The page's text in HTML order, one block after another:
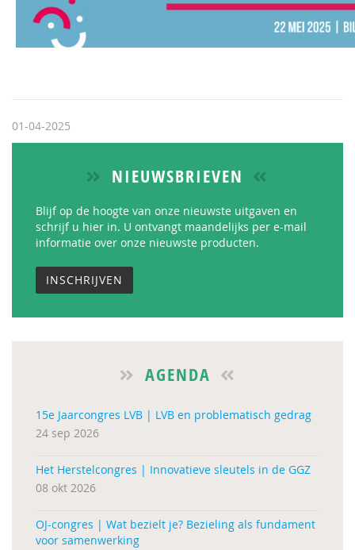
01-04-2025
NIEUWSBRIEVEN
Blijf op de hoogte van onze nieuwste uitgaven en
schrijf u hier in. U ontvangt maandelijks per e-mail
informatie over onze nieuwste producten.
INSCHRIJVEN
AGENDA
15e Jaarcongres LVB | LVB en problematisch gedrag
24 sep 2026
Het Herstelcongres | Innovatieve sleutels in de GGZ
08 okt 2026
OJ-congres | Wat bezielt je? Bezieling als fundament
voor samenwerking